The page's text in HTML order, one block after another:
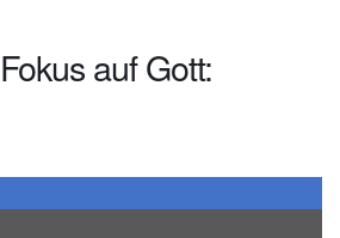
auf Gott: